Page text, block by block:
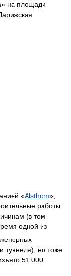
на площади
«Alsthom»,
работы
(в том
одной из
туннеля), но тоже
51 000